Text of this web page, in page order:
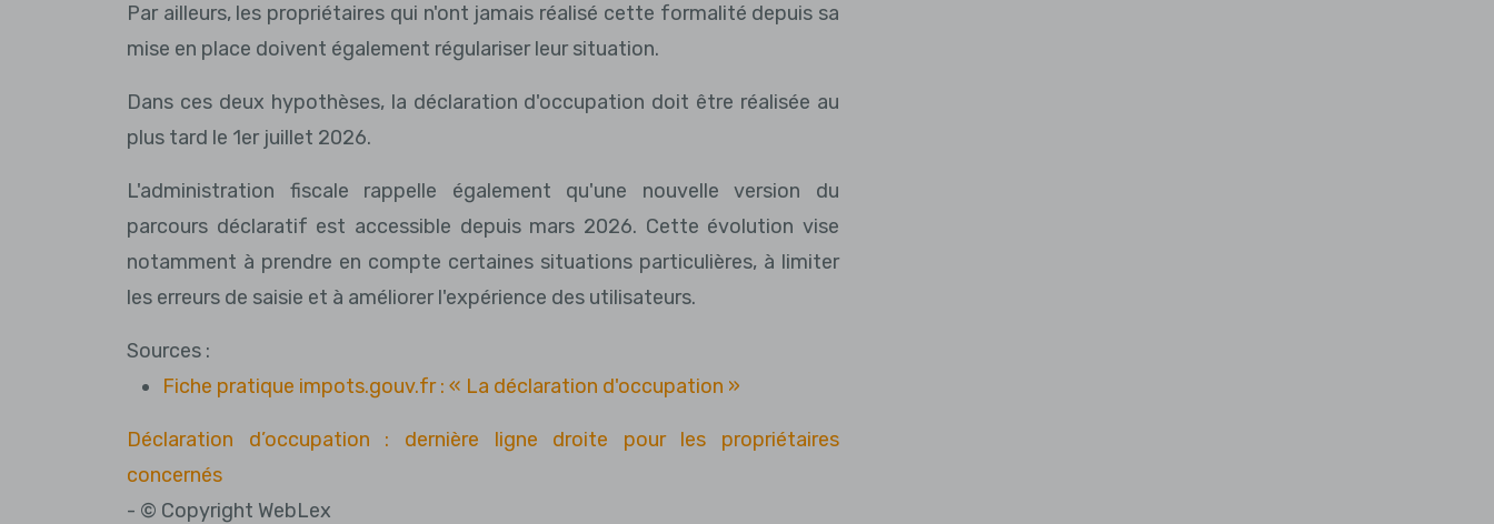
Par ailleurs, les propriétaires qui n'ont jamais réalisé cette formalité depuis sa
mise en place doivent également régulariser leur situation.
Dans ces deux hypothèses, la déclaration d'occupation doit être réalisée au
plus tard le 1er juillet 2026.
L'administration fiscale rappelle également qu'une nouvelle version du
parcours déclaratif est accessible depuis mars 2026. Cette évolution vise
notamment à prendre en compte certaines situations particulières, à limiter
les erreurs de saisie et à améliorer l'expérience des utilisateurs.
Sources :
Fiche pratique impots.gouv.fr : « La déclaration d'occupation »
Déclaration d’occupation : dernière ligne droite pour les propriétaires
concernés
- © Copyright WebLex